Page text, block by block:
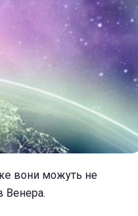
вони можуть не
Венера.